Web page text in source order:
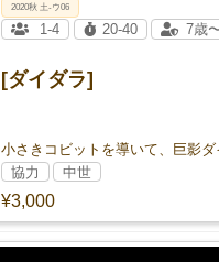
[ダイダラ]
¥3,000
2020秋 土-ウ06
1-4 20-40 7歳
協力 中世